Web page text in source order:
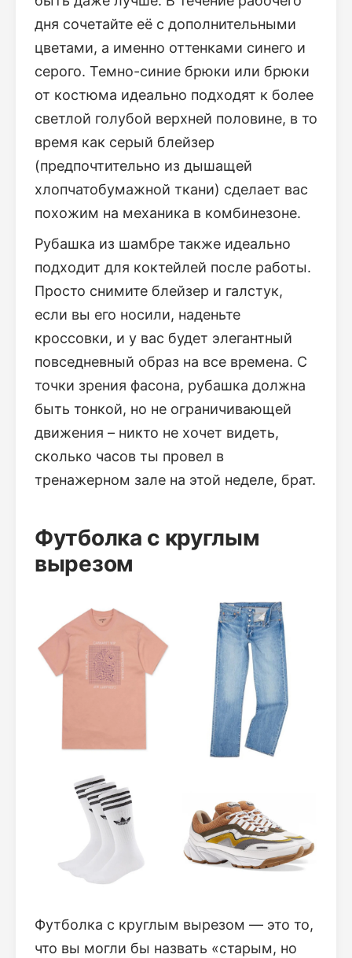
дня сочетайте её с дополнительными
цветами, а именно оттенками синего и
серого. Темно-синие брюки или брюки
от костюма идеально подходят к более
светлой голубой верхней половине, в то
время как серый блейзер
(предпочтительно из дышащей
хлопчатобумажной ткани) сделает вас
похожим на механика в комбинезоне.
Рубашка из шамбре также идеально
подходит для коктейлей после работы.
Просто снимите блейзер и галстук,
если вы его носили, наденьте
кроссовки, и у вас будет элегантный
повседневный образ на все времена. С
точки зрения фасона, рубашка должна
быть тонкой, но не ограничивающей
движения – никто не хочет видеть,
сколько часов ты провел в
тренажерном зале на этой неделе, брат.
Футболка с круглым
вырезом
Футболка с круглым вырезом — это то,
что вы могли бы назвать «старым, но